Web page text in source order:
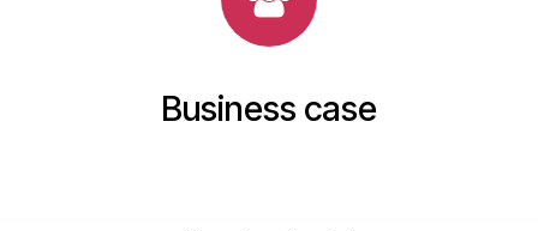
Business case